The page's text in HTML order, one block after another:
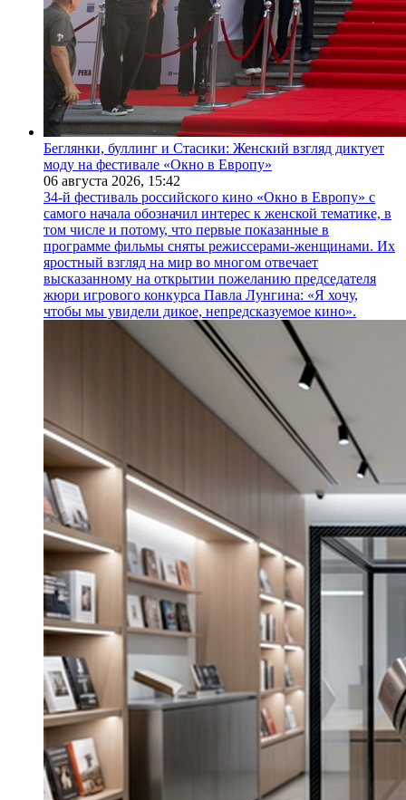
Беглянки, буллинг и Стасики: Женский взгляд диктует
моду на фестивале «Окно в Европу»
06 августа 2026, 15:42
34-й фестиваль российского кино «Окно в Европу» с
самого начала обозначил интерес к женской тематике, в
том числе и потому, что первые показанные в
программе фильмы сняты режиссерами-женщинами. Их
яростный взгляд на мир во многом отвечает
высказанному на открытии пожеланию председателя
жюри игрового конкурса Павла Лунгина: «Я хочу,
чтобы мы увидели дикое, непредсказуемое кино».